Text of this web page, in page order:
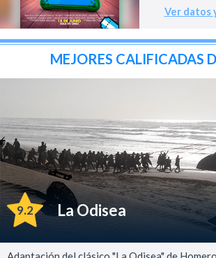
Ver datos
MEJORES CALIFICADAS
9.2 La Odisea